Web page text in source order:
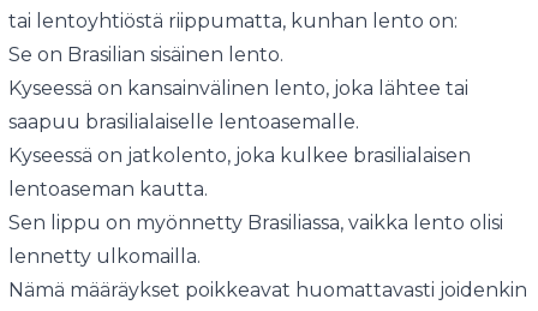
tai lentoyhtiöstä riippumatta, kunhan lento on:
Se on Brasilian sisäinen lento.
Kyseessä on kansainvälinen lento, joka lähtee tai
saapuu brasilialaiselle lentoasemalle.
Kyseessä on jatkolento, joka kulkee brasilialaisen
lentoaseman kautta.
Sen lippu on myönnetty Brasiliassa, vaikka lento olisi
lennetty ulkomailla.
Nämä määräykset poikkeavat huomattavasti joidenkin